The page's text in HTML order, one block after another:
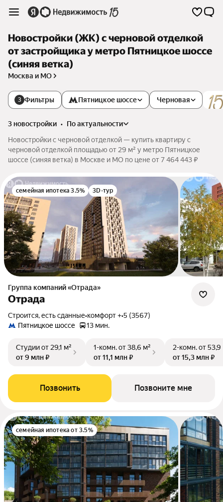
Новостройки (ЖК) с черновой отделкой
от застройщика у метро Пятницкое шоссе
(синяя ветка)
Москва и МО
3 Фильтры Пятницкое шоссе Черновая
3 новостройки •
по актуальности
Новостройки с черновой отделкой — купить квартиру с
черновой отделкой площадью от 29 м² у метро Пятницкое
шоссе (синяя ветка) в Москве и МО по цене от 7 464 443 ₽
семейная ипотека 3.5% 3D-тур
Группа компаний «Отрада»
Отрада
Строится, есть сданные•комфорт +•5 (3567)
Пятницкое шоссе
13 мин.
Студииот 29,1 м²
от 9 млн ₽
1-комн.от 38,6 м²
от 11,1 млн ₽
2-комн.от 53,9
от 15,3 млн ₽
Позвонить Позвоните мне
семейная ипотека от 3.5%